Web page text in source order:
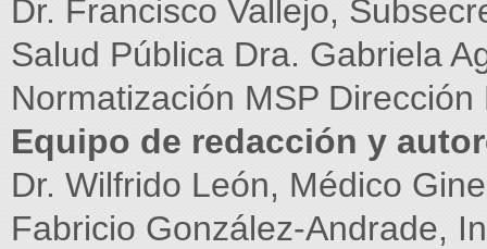
Dr. Francisco Vallejo,
Salud Pública Dra. Gabriela
Normatización MSP
Equipo de redacción y
Dr. Wilfrido León, Médico
Fabricio González-Andrade,